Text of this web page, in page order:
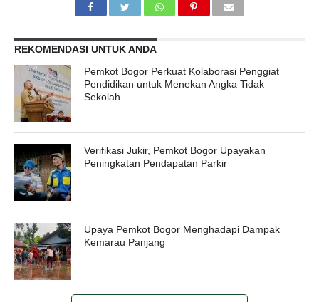
REKOMENDASI UNTUK ANDA
Pemkot Bogor Perkuat Kolaborasi Penggiat
Pendidikan untuk Menekan Angka Tidak
Sekolah
Verifikasi Jukir, Pemkot Bogor Upayakan
Peningkatan Pendapatan Parkir
Upaya Pemkot Bogor Menghadapi Dampak
Kemarau Panjang